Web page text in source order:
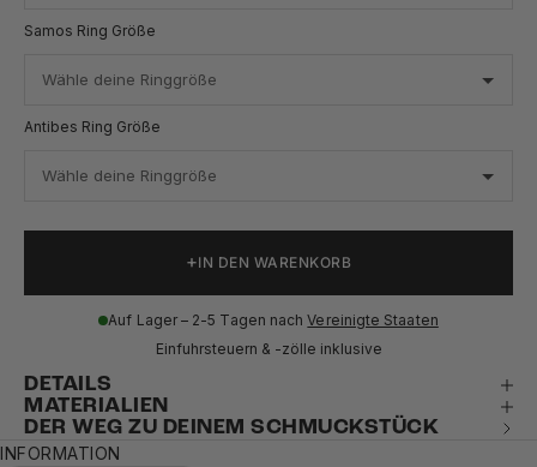
Samos Ring Größe
Antibes Ring Größe
IN DEN WARENKORB
Auf Lager – 2-5 Tagen nachVereinigte Staaten
Einfuhrsteuern & -zölle inklusive
DETAILS
MATERIALIEN
DER WEG ZU DEINEM SCHMUCKSTÜCK
INFORMATION